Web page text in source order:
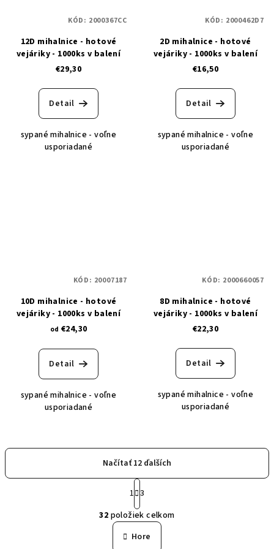
12D mihalnice - hotové
vejáriky - 1000ks v balení
€29,30
Detail
sypané mihalnice - voľne
usporiadané
KÓD: 2000367CC
2D mihalnice - hotové
vejáriky - 1000ks v balení
€16,50
Detail
sypané mihalnice - voľne
usporiadané
KÓD: 2000462D7
10D mihalnice - hotové
vejáriky - 1000ks v balení
od €24,30
Detail
sypané mihalnice - voľne
usporiadané
KÓD: 20007187
8D mihalnice - hotové
vejáriky - 1000ks v balení
€22,30
Detail
sypané mihalnice - voľne
usporiadané
KÓD: 2000660057
O
v
l
Načítať 12 ďalších
S
t
r
á
n
k
1 3
32 položiek celkom
Hore